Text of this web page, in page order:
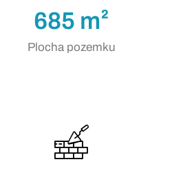
685 m²
Plocha pozemku